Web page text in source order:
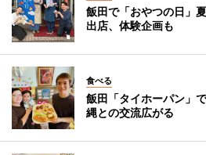
飯田で「おやつの日」
出店、体験企画も
食べる
飯田「タイホーパン」
縄との交流広がる